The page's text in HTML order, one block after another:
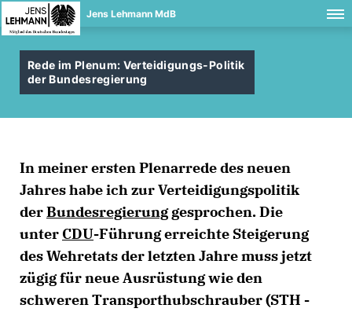
Jens Lehmann MdB
Rede im Plenum: Verteidigungs-Politik
der Bundesregierung
In meiner ersten Plenarrede des neuen
Jahres habe ich zur Verteidigungspolitik
derBundesregierunggesprochen. Die
unter CDU-Führung erreichte Steigerung
des Wehretats der letzten Jahre muss jetzt
zügig für neue Ausrüstung wie den
schweren Transporthubschrauber (STH -